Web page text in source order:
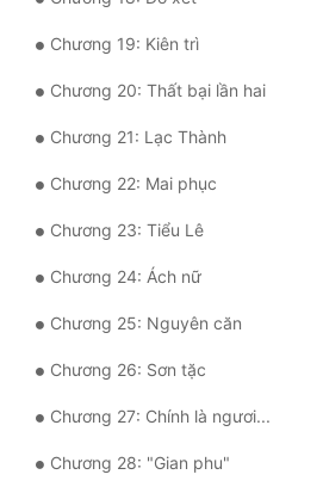
Võng Du
Xuyên Không
Xuyên Nhanh
Xuyên Sách
Xuyên Thư
Chương 19: Kiên trì
Chương 20: Thất bại lần hai
Chương 21: Lạc Thành
Chương 22: Mai phục
Chương 23: Tiểu Lê
Chương 24: Ách nữ
Chương 25: Nguyên căn
Chương 26: Sơn tặc
Chương 27: Chính là ngươi...
Chương 28: "Gian phu"